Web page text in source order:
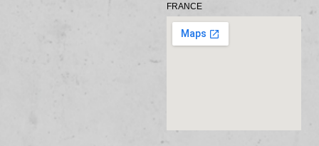
FRANCE